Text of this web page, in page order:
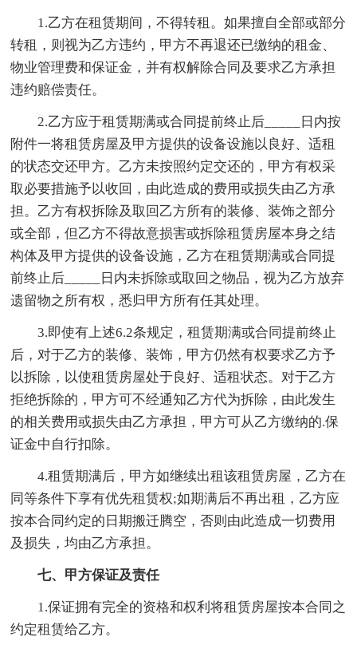
1.乙方在租赁期间，不得转租。如果擅自全部或部分
转租，则视为乙方违约，甲方不再退还已缴纳的租金、
物业管理费和保证金，并有权解除合同及要求乙方承担
违约赔偿责任。
2.乙方应于租赁期满或合同提前终止后_____日内按
附件一将租赁房屋及甲方提供的设备设施以良好、适租
的状态交还甲方。乙方未按照约定交还的，甲方有权采
取必要措施予以收回，由此造成的费用或损失由乙方承
担。乙方有权拆除及取回乙方所有的装修、装饰之部分
或全部，但乙方不得故意损害或拆除租赁房屋本身之结
构体及甲方提供的设备设施，乙方在租赁期满或合同提
前终止后_____日内未拆除或取回之物品，视为乙方放弃
遗留物之所有权，悉归甲方所有任其处理。
3.即使有上述6.2条规定，租赁期满或合同提前终止
后，对于乙方的装修、装饰，甲方仍然有权要求乙方予
以拆除，以使租赁房屋处于良好、适租状态。对于乙方
拒绝拆除的，甲方可不经通知乙方代为拆除，由此发生
的相关费用或损失由乙方承担，甲方可从乙方缴纳的.保
证金中自行扣除。
4.租赁期满后，甲方如继续出租该租赁房屋，乙方在
同等条件下享有优先租赁权;如期满后不再出租，乙方应
按本合同约定的日期搬迁腾空，否则由此造成一切费用
及损失，均由乙方承担。
七、甲方保证及责任
1.保证拥有完全的资格和权利将租赁房屋按本合同之
约定租赁给乙方。